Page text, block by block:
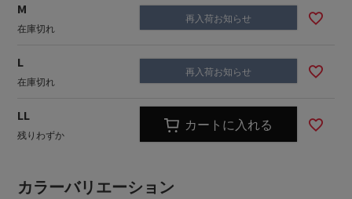
M
在庫切れ
再入荷お知らせ
L
在庫切れ
再入荷お知らせ
LL
残りわずか
カートに入れる
カラーバリエーション